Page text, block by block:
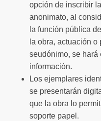
opción de inscribir
anonimato, al
la función pública
la obra, actuación
seudónimo, se hará
información.
Los ejemplares
se presentarán
que la obra lo
soporte papel.